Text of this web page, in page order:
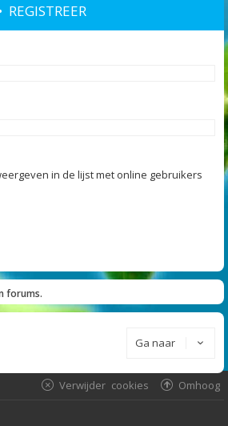
REGISTREER
in de lijst met online gebruikers
forums.
Ga naar
Omhoog
Verwijder cookies